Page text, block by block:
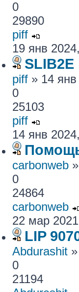
0
29890
piff
19 янв
SLIB2E
piff » 14
0
25103
piff
14 янв
carbonweb
0
24864
carbonweb
22 мар
LIP
Abdurashit
0
21194